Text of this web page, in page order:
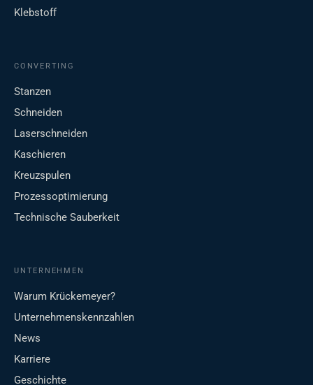
Klebstoff
CONVERTING
Stanzen
Schneiden
Laserschneiden
Kaschieren
Kreuzspulen
Prozessoptimierung
Technische Sauberkeit
UNTERNEHMEN
Warum Krückemeyer?
Unternehmenskennzahlen
News
Karriere
Geschichte